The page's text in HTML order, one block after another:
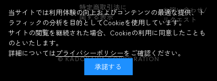
よくあるお問い合わせ
特定商取引法に
関する表示
お問い合わせ/
リクエスト
© KADOKAWA CORPORATION
当サイトでは利用体験の向上およびコンテンツの最適な提供、ト
ラフィックの分析を目的としてCookieを使用しています。
サイトの閲覧を継続された場合、Cookieの利用に同意したことも
のといたします。
詳細についてはプライバシーポリシーをご確認ください。
承諾する